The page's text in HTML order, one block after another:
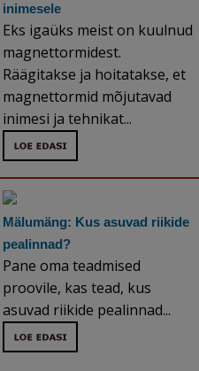
inimesele
Eks igaüks meist on kuulnud
magnettormidest.
Räägitakse ja hoitatakse, et
magnettormid mõjutavad
inimesi ja tehnikat...
Mälumäng: Kus asuvad riikide
pealinnad?
Pane oma teadmised
proovile, kas tead, kus
asuvad riikide pealinnad...